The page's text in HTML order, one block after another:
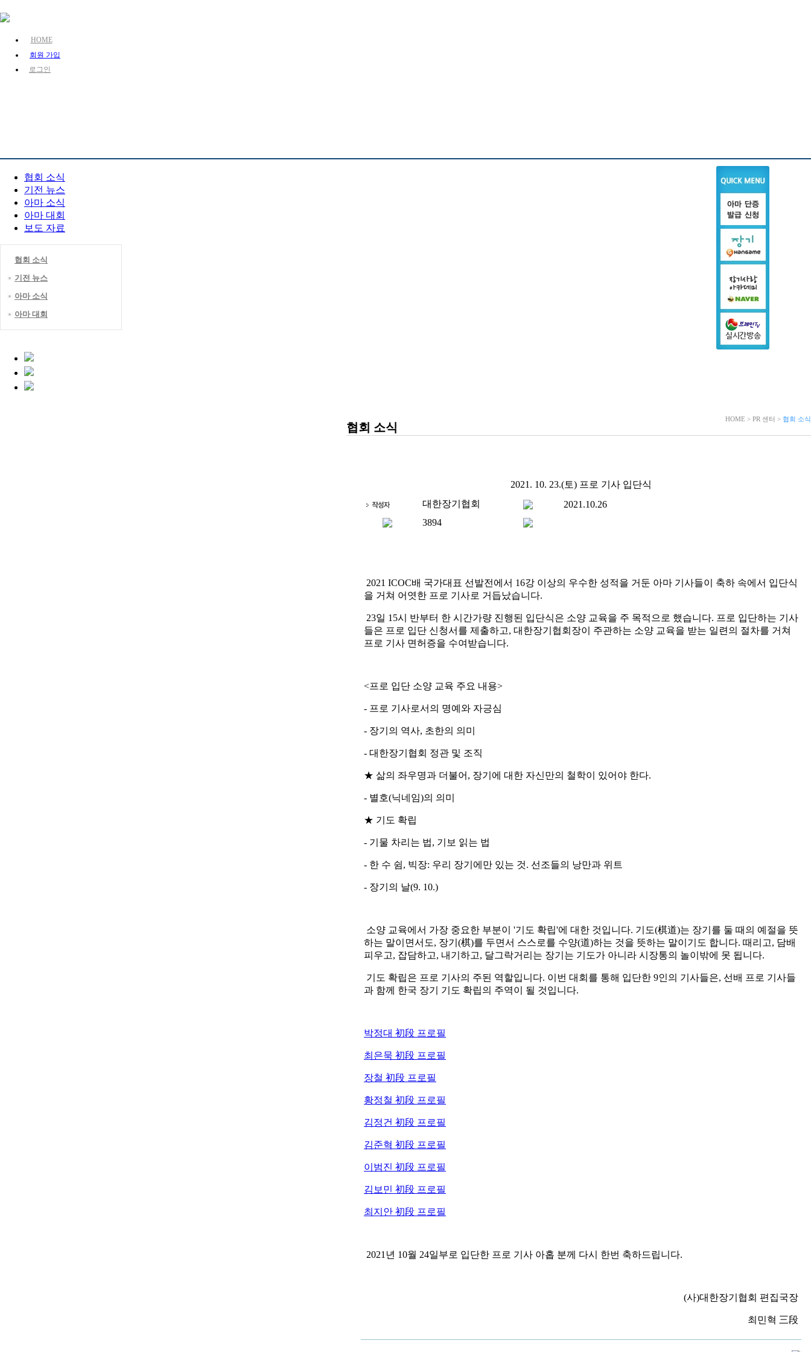
HOME
회원 가입
로그인
협회 소식
기전 뉴스
아마 소식
아마 대회
보도 자료
협회 소식
기전 뉴스
아마 소식
아마 대회
협회 소식
HOME > PR 센터 > 협회 소식
2021. 10. 23.(토) 프로 기사 입단식
대한장기협회
2021.10.26
3894
2021 ICOC배 국가대표 선발전에서 16강 이상의 우수한 성적을 거둔 아마 기사들이 축하 속에서 입단식
을 거쳐 어엿한 프로 기사로 거듭났습니다.
23일 15시 반부터 한 시간가량 진행된 입단식은 소양 교육을 주 목적으로 했습니다. 프로 입단하는 기사
들은 프로 입단 신청서를 제출하고, 대한장기협회장이 주관하는 소양 교육을 받는 일련의 절차를 거쳐
프로 기사 면허증을 수여받습니다.
<프로 입단 소양 교육 주요 내용>
- 프로 기사로서의 명예와 자긍심
- 장기의 역사, 초한의 의미
- 대한장기협회 정관 및 조직
★ 삶의 좌우명과 더불어, 장기에 대한 자신만의 철학이 있어야 한다.
- 별호(닉네임)의 의미
★ 기도 확립
- 기물 차리는 법, 기보 읽는 법
- 한 수 쉼, 빅장: 우리 장기에만 있는 것. 선조들의 낭만과 위트
- 장기의 날(9. 10.)
소양 교육에서 가장 중요한 부분이 '기도 확립'에 대한 것입니다. 기도(棋道)는 장기를 둘 때의 예절을 뜻
하는 말이면서도, 장기(棋)를 두면서 스스로를 수양(道)하는 것을 뜻하는 말이기도 합니다. 때리고, 담배
피우고, 잡담하고, 내기하고, 달그락거리는 장기는 기도가 아니라 시장통의 놀이밖에 못 됩니다.
기도 확립은 프로 기사의 주된 역할입니다. 이번 대회를 통해 입단한 9인의 기사들은, 선배 프로 기사들
과 함께 한국 장기 기도 확립의 주역이 될 것입니다.
박정대 初段 프로필
최은묵 初段 프로필
장철 初段 프로필
황정철 初段 프로필
김정건 初段 프로필
김준혁 初段 프로필
이범진 初段 프로필
김보민 初段 프로필
최지안 初段 프로필
2021년 10월 24일부로 입단한 프로 기사 아홉 분께 다시 한번 축하드립니다.
(사)대한장기협회 편집국장
최민혁 三段